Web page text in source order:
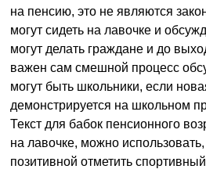
на пенсию, это не являются
могут сидеть на лавочке и
могут делать граждане и до
важен сам смешной процесс
могут быть школьники, если
демонстрируется на школьном
Текст для бабок пенсионного
на лавочке, можно
позитивной отметить